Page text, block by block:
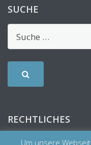
SUCHE
RECHTLICHES
Um unsere